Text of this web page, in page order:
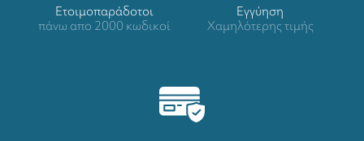
Ετοιμοπαράδοτοι
πάνω απο 2000 κωδικοί
Eγγύηση
Χαμηλότερης τιμής